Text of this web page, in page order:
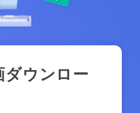
ダウンロー